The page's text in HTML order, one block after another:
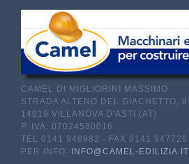
CAMEL DI MIGLIORINI MASSIMO
STRADA ALTENO DEL GIACHETTO, 8
14019 VILLANOVA D'ASTI (AT)
P. IVA: 07024580016
TEL 0141 948982 - FAX 0141 947726
PER INFO:
INFO@CAMEL-EDILIZIA.IT